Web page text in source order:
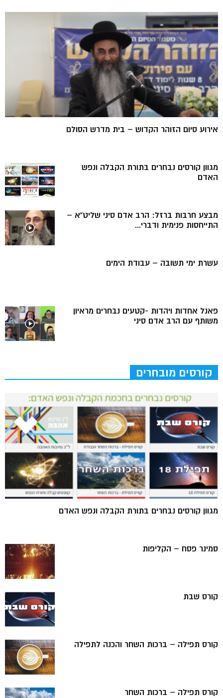
אירוע סיום הזוהר הקדוש – בית מדרש הסולם
מגוון קורסים נבחרים בתורת הקבלה ונפש
האדם
מבצע חרבות ברזל: הרב אדם סיני שליט”א –
התייחסות פנימית ודברי...
עשרת ימי תשובה – עבודת הימים
פאנל אחדות ויהדות -קטעים נבחרים מראיון
משותף עם הרב אדם סיני
קורסים מובחרים
מגוון קורסים נבחרים בתורת הקבלה ונפש האדם
סמינר פסח – הקליפות
קורס שבת
קורס תפילה – ברכות השחר והכנה לתפילה
קורס תפילה – ברכות השחר